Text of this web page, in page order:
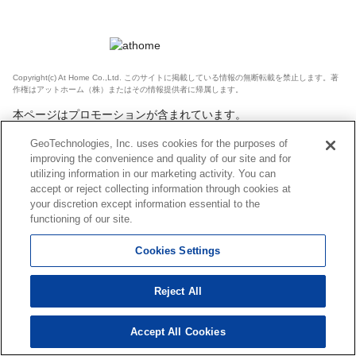
Copyright(c) At Home Co.,Ltd. このサイトに掲載している情報の無断転載を禁止します。著
作権はアットホーム（株）またはその情報提供者に帰属します。
本ページはプロモーションが含まれています。
GeoTechnologies, Inc. uses cookies for the purposes of
improving the convenience and quality of our site and for
utilizing information in our marketing activity. You can
accept or reject collecting information through cookies at
your discretion except information essential to the
functioning of our site.
Cookies Settings
Reject All
Accept All Cookies